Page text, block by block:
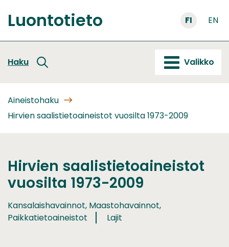
sisältöön
Etusivu
Luontotieto FI EN
Haku Valikko
Aineistohaku
Hirvien saalistietoaineistot vuosilta 1973-2009
Hirvien saalistietoaineistot
vuosilta 1973-2009
Kansalaishavainnot, Maastohavainnot,
Paikkatietoaineistot
Lajit